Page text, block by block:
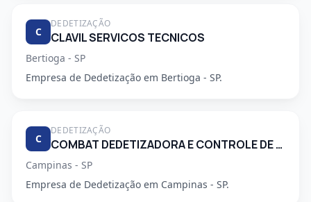
C
DEDETIZAÇÃO
CLAVIL SERVICOS TECNICOS
Bertioga - SP
Empresa de Dedetização em Bertioga - SP.
C
DEDETIZAÇÃO
COMBAT DEDETIZADORA E CONTROLE DE PRAGAS URBANAS
Campinas - SP
Empresa de Dedetização em Campinas - SP.